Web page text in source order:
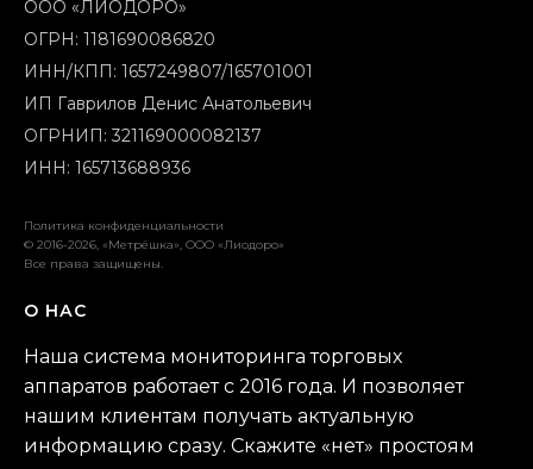
ООО «ЛИОДОРО»
ОГРН: 1181690086820
ИНН/КПП: 1657249807/165701001
ИП Гаврилов Денис Анатольевич
ОГРНИП: 321169000082137
ИНН: 165713688936
Политика конфиденциальности
© 2016-2026, «Метрёшка», ООО «Лиодоро»
Все права защищены.
О НАС
Наша система мониторинга торговых
аппаратов работает с 2016 года. И позволяет
нашим клиентам получать актуальную
информацию сразу. Скажите «нет» простоям